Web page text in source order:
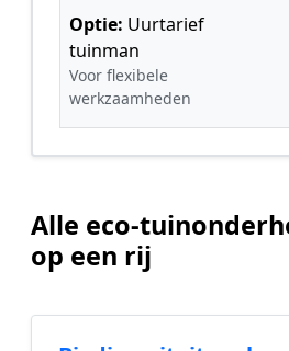
Optie: Uurtarief
tuinman
Voor flexibele
werkzaamheden
Alle eco-
op een rij